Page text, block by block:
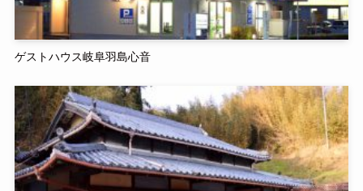
ゲストハウス岐阜羽島心音